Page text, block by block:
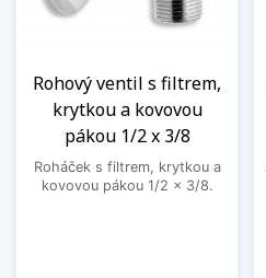
Rohový ventil s filtrem,
krytkou a kovovou
pákou 1/2 x 3/8
Roháček s filtrem, krytkou a
kovovou pákou 1/2 x 3/8.